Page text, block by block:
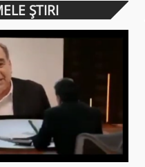
ȘTIRI